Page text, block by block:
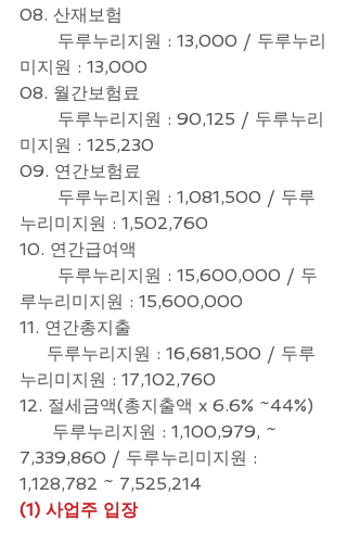
08. 산재보험
미지원 : 13,000
08. 월간보험료
미지원 : 125,230
09. 연간보험료
누리미지원 : 1,502,760
10. 연간급여액
루누리미지원 : 15,600,000
11. 연간총지출
누리미지원 : 17,102,760
12. 절세금액(총지출액 x 6.6% ~44%)
7,339,860 / 두루누리미지원 :
1,128,782 ~ 7,525,214
(1) 사업주 입장